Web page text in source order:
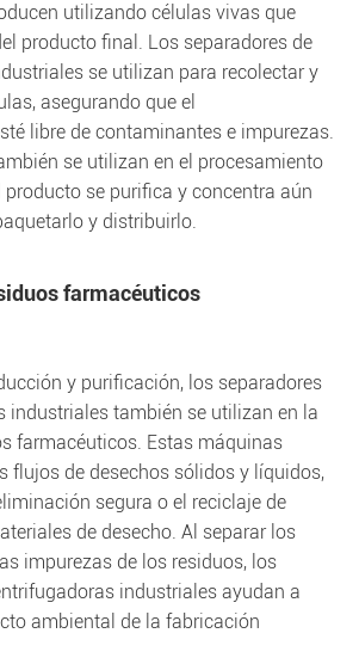
utilizando células vivas que
producto final. Los separadores de
se utilizan para recolectar y
asegurando que el
libre de contaminantes e impurezas.
se utilizan en el procesamiento
producto se purifica y concentra aún
y distribuirlo.
farmacéuticos
y purificación, los separadores
industriales también se utilizan en la
farmacéuticos. Estas máquinas
flujos de desechos sólidos y líquidos,
segura o el reciclaje de
de desecho. Al separar los
impurezas de los residuos, los
industriales ayudan a
ambiental de la fabricación